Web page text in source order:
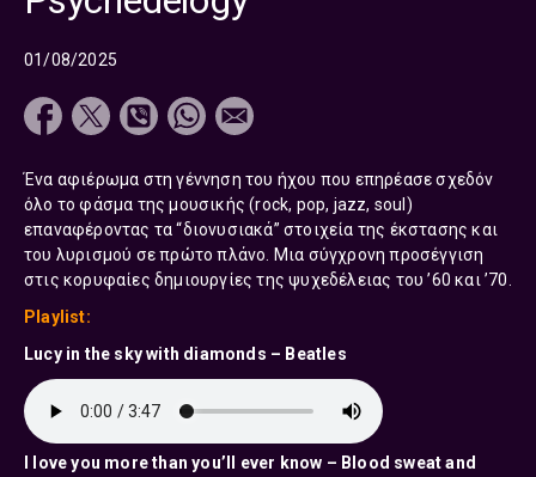
01/08/2025
Ένα αφιέρωμα στη γέννηση του ήχου που επηρέασε σχεδόν
όλο το φάσμα της μουσικής (rock, pop, jazz, soul)
επαναφέροντας τα “διονυσιακά” στοιχεία της έκστασης και
του λυρισμού σε πρώτο πλάνο. Μια σύγχρονη προσέγγιση
στις κορυφαίες δημιουργίες της ψυχεδέλειας του ’60 και ’70.
Playlist:
Lucy in the sky with diamonds – Beatles
I love you more than you’ll ever know – Blood sweat and